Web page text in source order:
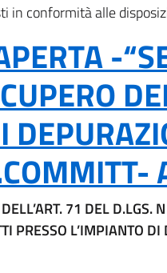
in conformità alle
-
71 DEL
PRESSO L’IMPIANTO